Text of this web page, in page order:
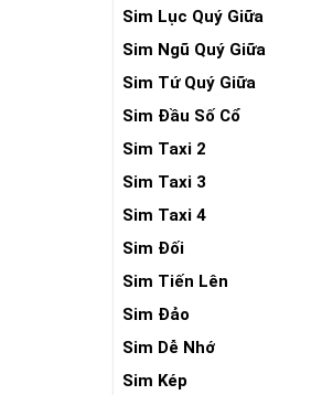
Sim Lục Quý Giữa
Sim Ngũ Quý Giữa
Sim Tứ Quý Giữa
Sim Đầu Số Cổ
Sim Taxi 2
Sim Taxi 3
Sim Taxi 4
Sim Đối
Sim Tiến Lên
Sim Đảo
Sim Dễ Nhớ
Sim Kép